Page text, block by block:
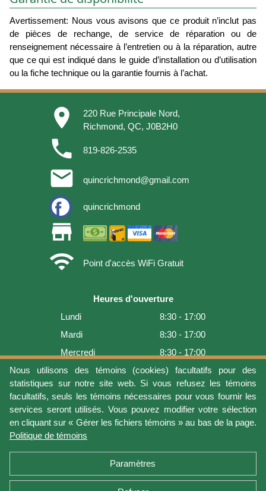
Nous utilisons des témoins (cookies) facultatifs pour des
statistiques sur notre site web. Si vous refusez les témoins
facultatifs, seuls les témoins nécessaires pour vous fournir les
services seront utilisés. Vous pouvez modifier votre sélection
en cliquant sur « Gérer les fichiers témoins » au bas de la page.
Politique de témoins
Paramètres
Avertissement: Nous vous avisons que ce produit n’inclut pas
de pièces de rechange, de service de réparation ou de
renseignement nécessaire à l’entretien ou à la réparation, autre
que ce qui est indiqué dans le guide d’installation ou d’utilisation
ou la fiche technique ou la garantie fournis à l’achat.
place
220 Rue Principale Nord,
Richmond, QC, J0B2H0
phone 819-826-2535
email quincrichmond@gmail.com
quincrichmond
store
wifi
Point d'accès WiFi Gratuit
Heures d'ouverture
Lundi
8:30 - 17:00
Mardi
8:30 - 17:00
Mercredi
8:30 - 17:00
Jeudi
8:30 - 17:00
Vendredi
8:30 - 17:00
Samedi
9:00 - 16:00
Dimanche
Fermé